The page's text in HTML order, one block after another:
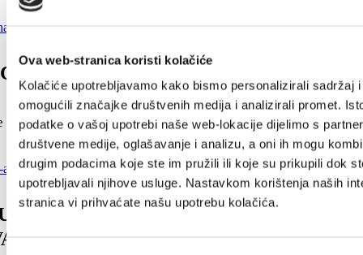
Ova web-stranica koristi kolačiće
Kolačiće upotrebljavamo kako bismo personalizirali sadržaj
omogućili značajke društvenih medija i analizirali promet.
podatke o vašoj upotrebi naše web-lokacije dijelimo s
društvene medije, oglašavanje i analizu, a oni ih mogu
drugim podacima koje ste im pružili ili koje su prikupili dok
upotrebljavali njihove usluge. Nastavkom korištenja naših
stranica vi prihvaćate našu upotrebu kolačića.
TZ Kaštela !
- isprintajte ovaj letak ili ga preuzmite u uredu TZ-a.
a RH „ODGOVORNO